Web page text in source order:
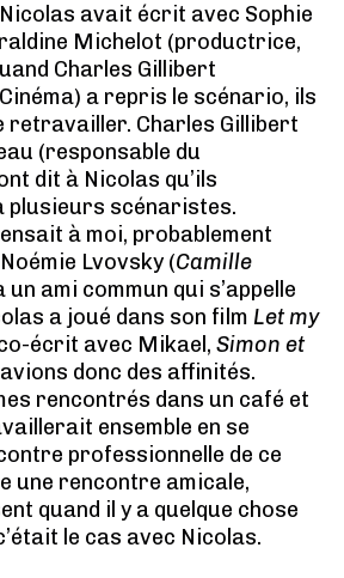
Nicolas avait écrit avec Sophie
Michelot (productrice,
Charles Gillibert
a repris le scénario, ils
retravailler. Charles Gillibert
(responsable du
dit à Nicolas qu’ils
plusieurs scénaristes.
à moi, probablement
Lvovsky (Camille
un ami commun qui s’appelle
a joué dans son film Let my
écrit avec Mikael, Simon et
donc des affinités.
rencontrés dans un café et
ensemble en se
professionnelle de ce
une rencontre amicale,
quand il y a quelque chose
le cas avec Nicolas.